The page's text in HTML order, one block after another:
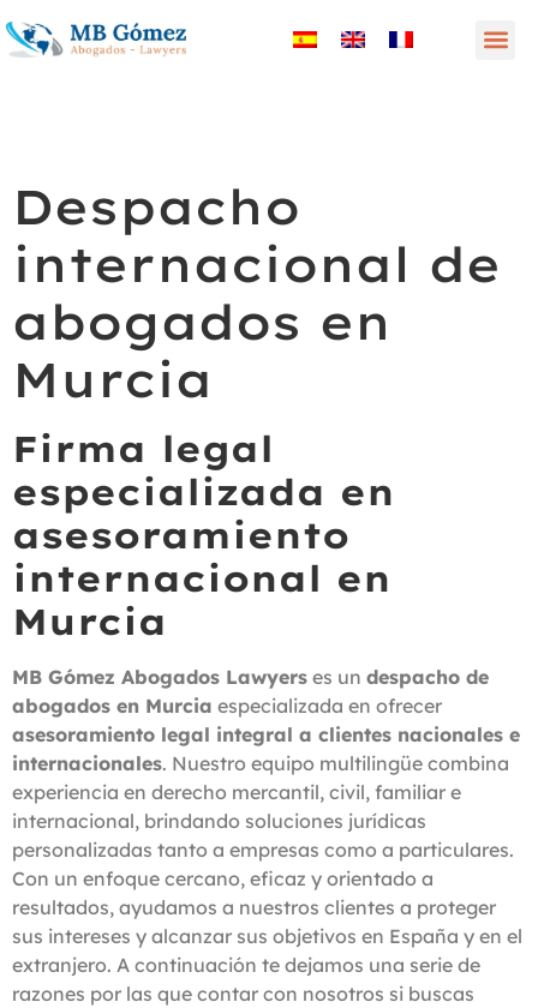
Despacho
internacional de
abogados en
Murcia
Firma legal
especializada en
asesoramiento
internacional en
Murcia
MB Gómez Abogados Lawyers es un despacho de
abogados en Murcia especializada en ofrecer
asesoramiento legal integral a clientes nacionales e
internacionales. Nuestro equipo multilingüe combina
experiencia en derecho mercantil, civil, familiar e
internacional, brindando soluciones jurídicas
personalizadas tanto a empresas como a particulares.
Con un enfoque cercano, eficaz y orientado a
resultados, ayudamos a nuestros clientes a proteger
sus intereses y alcanzar sus objetivos en España y en el
extranjero. A continuación te dejamos una serie de
razones por las que contar con nosotros si buscas